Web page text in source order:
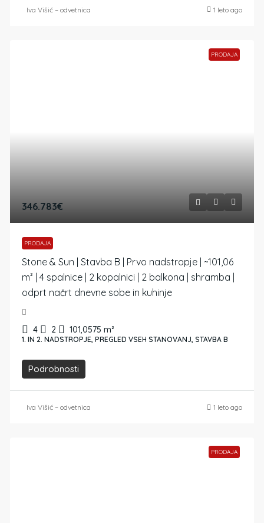
Iva Višić – odvetnica 1 leto ago
PRODAJA
346.783€
PRODAJA
Stone & Sun | Stavba B | Prvo nadstropje | ~101,06
m² | 4 spalnice | 2 kopalnici | 2 balkona | shramba |
odprt načrt dnevne sobe in kuhinje
4 2 101,0575 m²
1. IN 2. NADSTROPJE, PREGLED VSEH STANOVANJ, STAVBA B
Podrobnosti
Iva Višić – odvetnica 1 leto ago
PRODAJA